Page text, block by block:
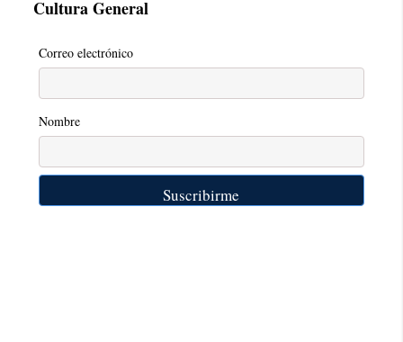
Cultura General
Correo electrónico
Nombre